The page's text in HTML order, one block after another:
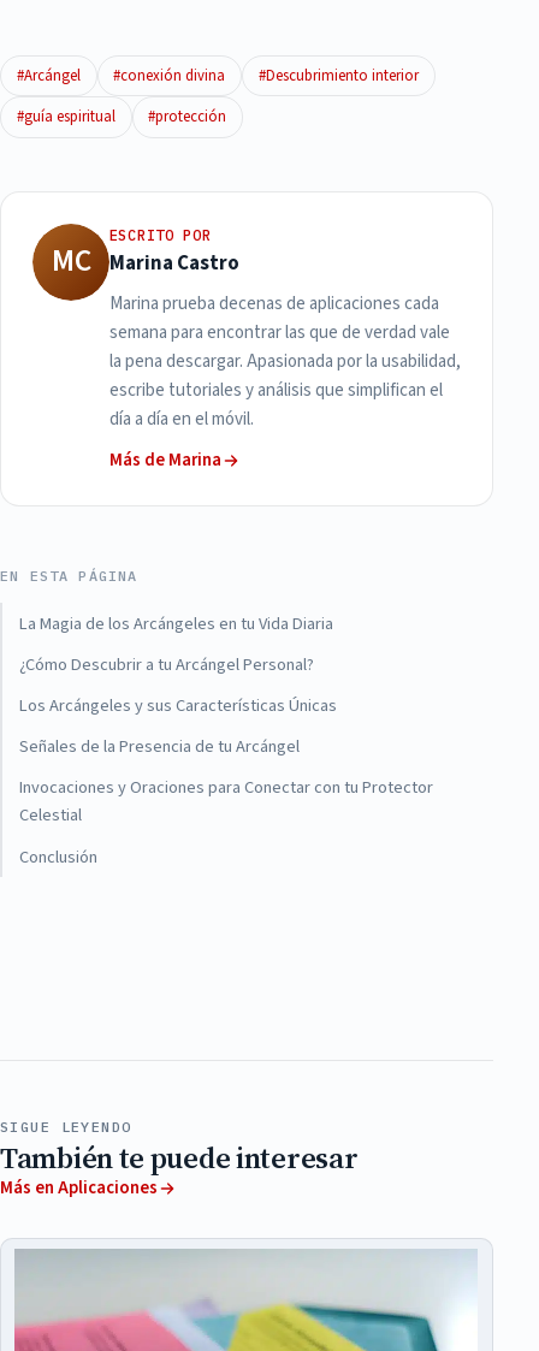
#Arcángel #conexión divina
#Descubrimiento interior
#guía espiritual
#protección
MC
ESCRITO POR
Marina Castro
Marina prueba decenas de aplicaciones cada
semana para encontrar las que de verdad vale
la pena descargar. Apasionada por la usabilidad,
escribe tutoriales y análisis que simplifican el
día a día en el móvil.
Más de Marina
EN ESTA PÁGINA
La Magia de los Arcángeles en tu Vida Diaria
¿Cómo Descubrir a tu Arcángel Personal?
Los Arcángeles y sus Características Únicas
Señales de la Presencia de tu Arcángel
Invocaciones y Oraciones para Conectar con tu Protector
Celestial
Conclusión
SIGUE LEYENDO
También te puede interesar
Más en Aplicaciones